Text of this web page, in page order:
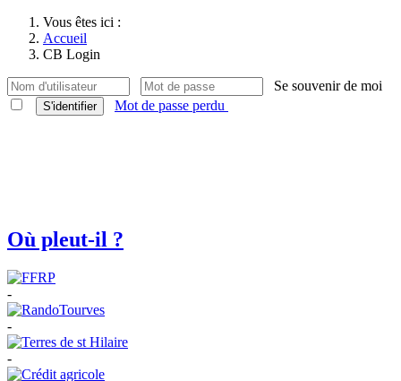
Vous êtes ici :
Accueil
CB Login
Se souvenir de moi
S'identifier Mot de passe perdu
Où pleut-il ?
-
-
-